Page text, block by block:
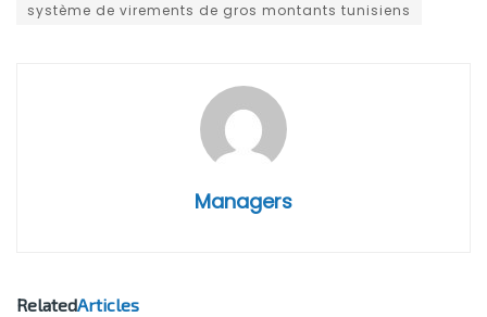
système de virements de gros montants tunisiens
Managers
RelatedArticles